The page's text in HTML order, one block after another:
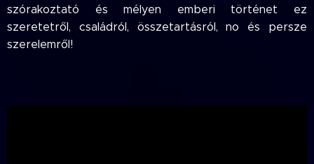
szórakoztató és mélyen emberi történet ez
szeretetről, családról, összetartásról, no és persze
szerelemről!